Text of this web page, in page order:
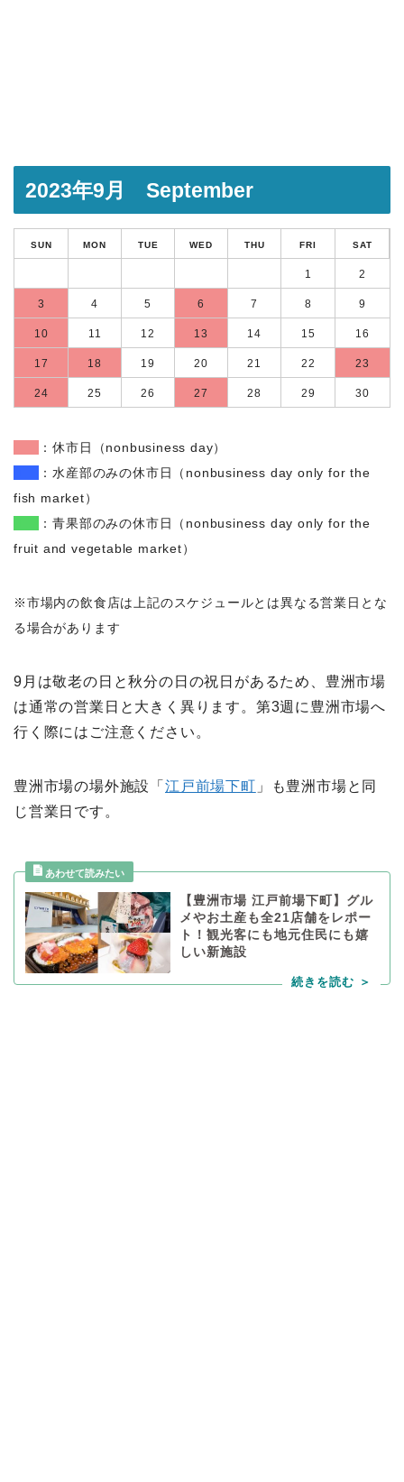
2023年9月 September
SUN MON TUE WED THU FRI SAT
1 2
3 4 5 6 7 8 9
10 11 12 13 14 15 16
17 18 19 20 21 22 23
24 25 26 27 28 29 30
：休市日（nonbusiness day）
：水産部のみの休市日（nonbusiness day only for the
fish market）
：青果部のみの休市日（nonbusiness day only for the
fruit and vegetable market）
※市場内の飲食店は上記のスケジュールとは異なる営業日とな
る場合があります
9月は敬老の日と秋分の日の祝日があるため、豊洲市場
は通常の営業日と大きく異ります。第3週に豊洲市場へ
行く際にはご注意ください。
豊洲市場の場外施設「 江戸前場下町 」も豊洲市場と同
じ営業日です。
【豊洲市場 江戸前場下町】グル
メやお土産も全21店舗をレポー
ト！観光客にも地元住民にも嬉
しい新施設